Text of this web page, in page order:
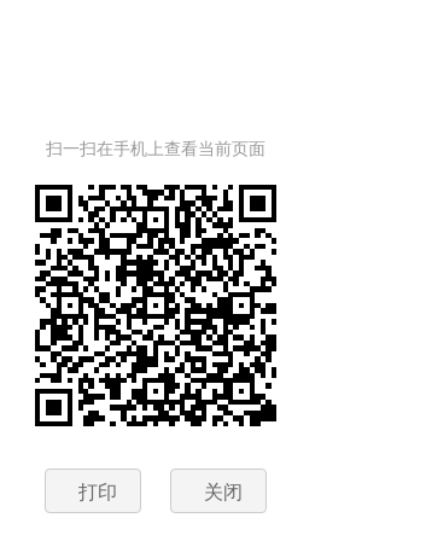
扫一扫在手机上查看当前页面
打印 关闭